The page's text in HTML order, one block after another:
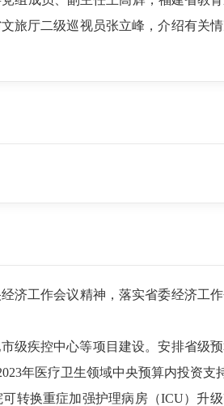
旅厅二级巡视员张立峰，介绍有关
济工作会议精神，落实省委经济工
疾控中心等项目建设。安排省级
年医疗卫生领域中央预算内投资支
转换重症加强护理病房（ICU）升